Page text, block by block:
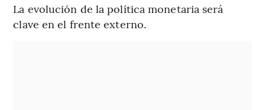
La evolución de la política monetaria será
clave en el frente externo.